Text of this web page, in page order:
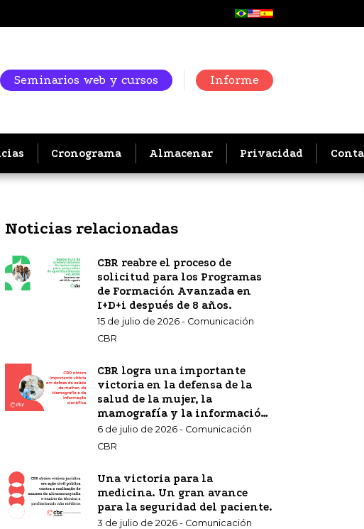
Seminarios web y cursos Informe
Cronograma Almacenar Privacidad
Noticias relacionadas
CBR reabre el proceso de
solicitud para los Programas
de Formación Avanzada en
I+D+i después de 8 años.
15 de julio de 2026 - Comunicación
CBR
CBR logra una importante
victoria en la defensa de la
salud de la mujer, la
mamografía y la información
científica.
6 de julio de 2026 - Comunicación
CBR
Una victoria para la
medicina. Un gran avance
para la seguridad del paciente.
3 de julio de 2026 - Comunicación